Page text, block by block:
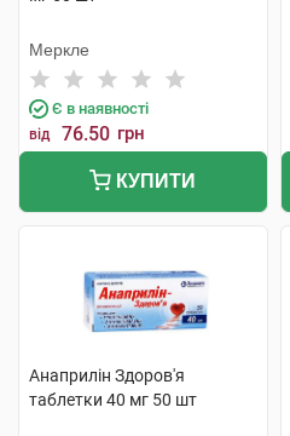
Меркле
Є в наявності
від 76.50 грн
КУПИТИ
Анаприлін Здоров'я
таблетки 40 мг 50 шт